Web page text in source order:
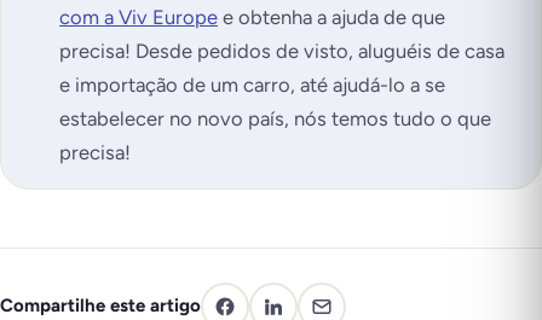
com a Viv Europe e obtenha a ajuda de que
precisa! Desde pedidos de visto, aluguéis de casa
e importação de um carro, até ajudá-lo a se
estabelecer no novo país, nós temos tudo o que
precisa!
Compartilhe este artigo